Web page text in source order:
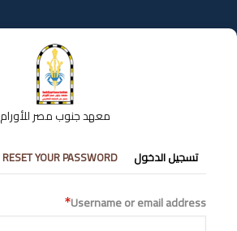
إلى
المحتوى
معهد جنوب مصر للأورام
التبويبات
الأساسية
تسجيل الدخول RESET YOUR PASSWORD
Username or email address